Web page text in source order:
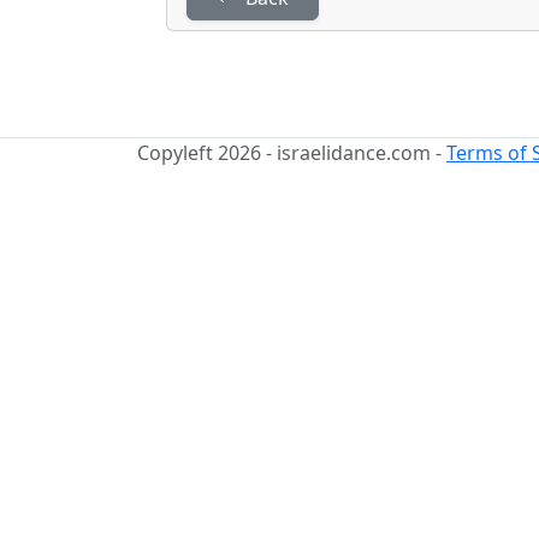
Copyleft 2026 - israelidance.com -Terms of